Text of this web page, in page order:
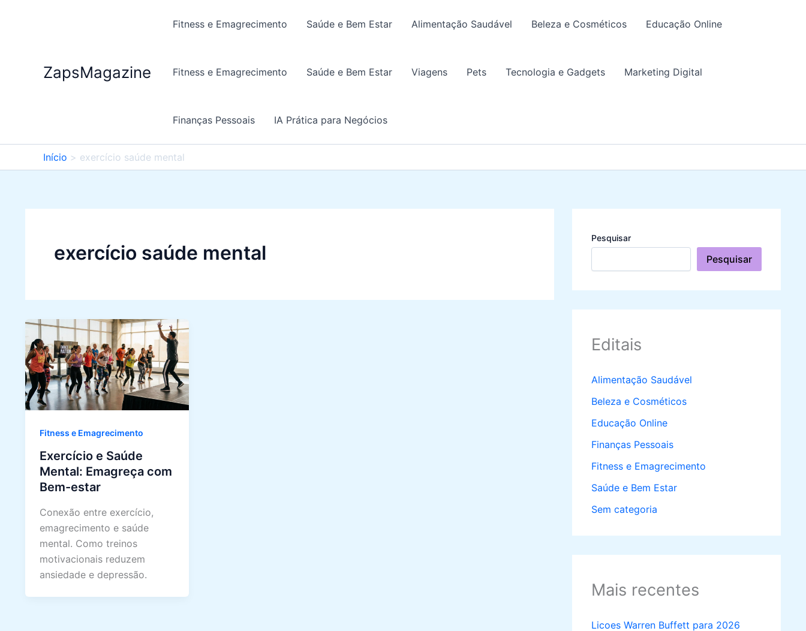
ZapsMagazine
Fitness e Emagrecimento Saúde e Bem Estar Alimentação Saudável Beleza e Cosméticos Educação Online
Fitness e Emagrecimento Saúde e Bem Estar Viagens Pets Tecnologia e Gadgets Marketing Digital
Finanças Pessoais IA Prática para Negócios
Início exercício saúde mental
exercício saúde mental
Fitness e Emagrecimento
Exercício e Saúde
Mental: Emagreça com
Bem-estar
Conexão entre exercício,
emagrecimento e saúde
mental. Como treinos
motivacionais reduzem
ansiedade e depressão.
Pesquisar
Pesquisar
Editais
Alimentação Saudável
Beleza e Cosméticos
Educação Online
Finanças Pessoais
Fitness e Emagrecimento
Saúde e Bem Estar
Sem categoria
Mais recentes
Licoes Warren Buffett para 2026